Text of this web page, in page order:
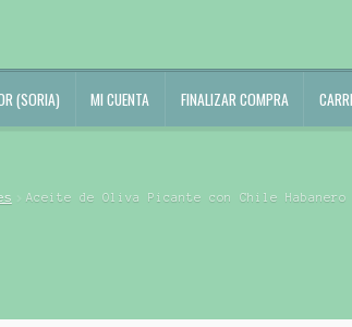
(SORIA) MI CUENTA FINALIZAR COMPRA
Aceite de Oliva Picante con Chile Habanero